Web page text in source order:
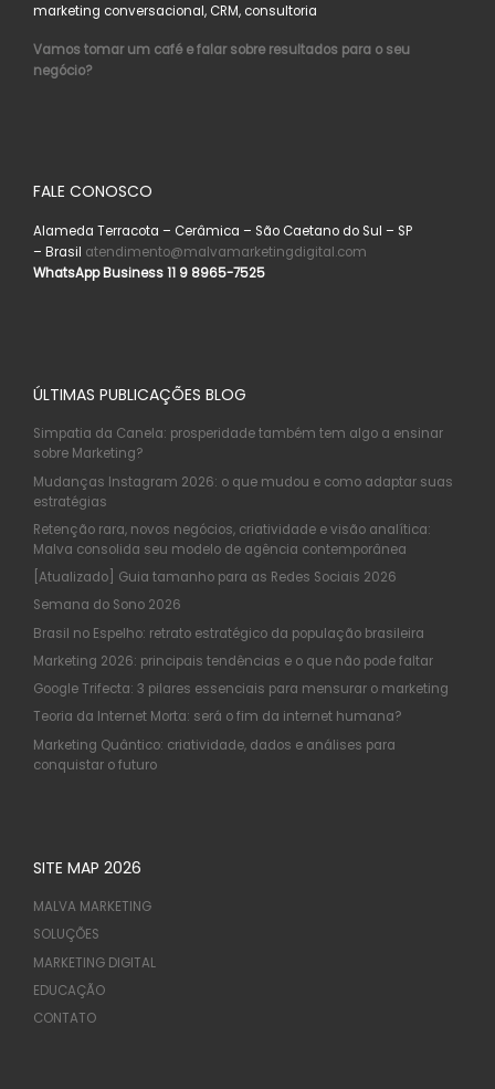
marketing conversacional, CRM, consultoria
Vamos tomar um café e falar sobre resultados para o seu
negócio?
FALE CONOSCO
Alameda Terracota – Cerâmica – São Caetano do Sul – SP
– Brasil atendimento@malvamarketingdigital.com
WhatsApp Business 11 9 8965-7525
ÚLTIMAS PUBLICAÇÕES BLOG
Simpatia da Canela: prosperidade também tem algo a ensinar
sobre Marketing?
Mudanças Instagram 2026: o que mudou e como adaptar suas
estratégias
Retenção rara, novos negócios, criatividade e visão analítica:
Malva consolida seu modelo de agência contemporânea
[Atualizado] Guia tamanho para as Redes Sociais 2026
Semana do Sono 2026
Brasil no Espelho: retrato estratégico da população brasileira
Marketing 2026: principais tendências e o que não pode faltar
Google Trifecta: 3 pilares essenciais para mensurar o marketing
Teoria da Internet Morta: será o fim da internet humana?
Marketing Quântico: criatividade, dados e análises para
conquistar o futuro
SITE MAP 2026
MALVA MARKETING
SOLUÇÕES
MARKETING DIGITAL
EDUCAÇÃO
CONTATO